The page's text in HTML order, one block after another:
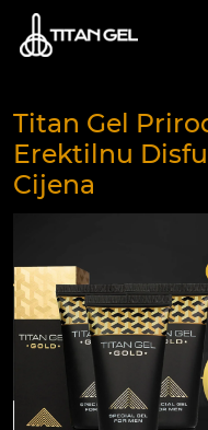
Titan Gel
Erektilnu
Cijena